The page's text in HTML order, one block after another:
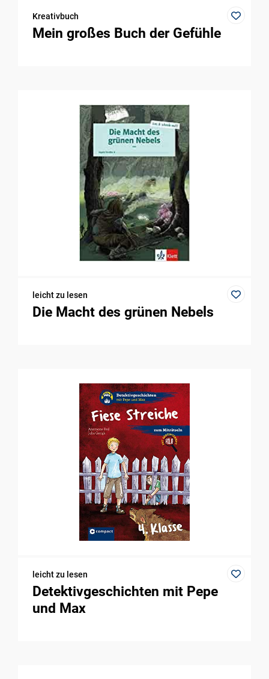
Kreativbuch
Mein großes Buch der Gefühle
leicht zu lesen
Die Macht des grünen Nebels
leicht zu lesen
Detektivgeschichten mit Pepe
und Max